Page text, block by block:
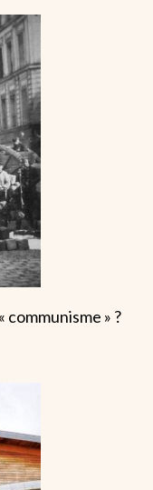
communisme » ?